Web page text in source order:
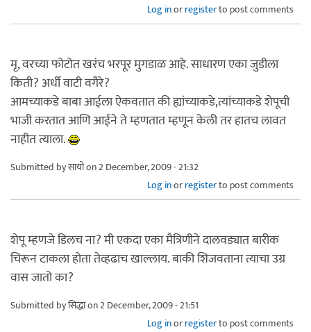
Log inorregisterto post comments
मृ, वरच्या फोटोत खरंच भरपूर मुगडाळ आहे. साधारण एका जुडीला
किती? अर्धी वाटी वगैरे?
आमच्याकडे बाबा आईला ऐकवतात की ह्यांच्याकडे,त्यांच्याकडे शेपूची
भाजी करतात आणि आईने ते म्हणतात म्हणून केली तर हातच लावत
नाहीत त्याला.
Submitted byसायोon 2 December, 2009 - 21:32
Log inorregisterto post comments
शेपू म्हणजे डिलच ना? मी एकदा एका मैत्रिणीने दालवड्यात बारीक
चिरून टाकला होता तेव्हढाच खाल्लाय. बाकी शिजवताना त्याचा उग्र
वास जातो का?
Submitted byसिद्धाon 2 December, 2009 - 21:51
Log inorregisterto post comments